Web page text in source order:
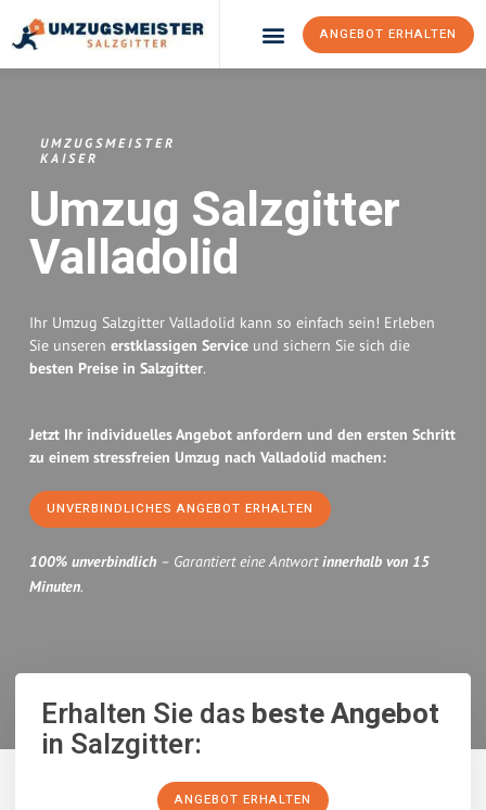
ANGEBOT ERHALTEN
UMZUGSMEISTER
KAISER
Umzug Salzgitter
Valladolid
Ihr Umzug Salzgitter Valladolid kann so einfach sein! Erleben
Sie unseren erstklassigen Service und sichern Sie sich die
besten Preise in Salzgitter.
Jetzt Ihr individuelles Angebot anfordern und den ersten Schritt
zu einem stressfreien Umzug nach Valladolid machen:
UNVERBINDLICHES ANGEBOT ERHALTEN
100% unverbindlich – Garantiert eine Antwortinnerhalb von 15
Minuten.
Erhalten Sie dasbeste Angebot
in Salzgitter:
ANGEBOT ERHALTEN